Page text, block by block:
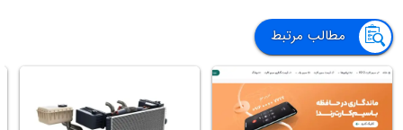
مطالب مرتبط